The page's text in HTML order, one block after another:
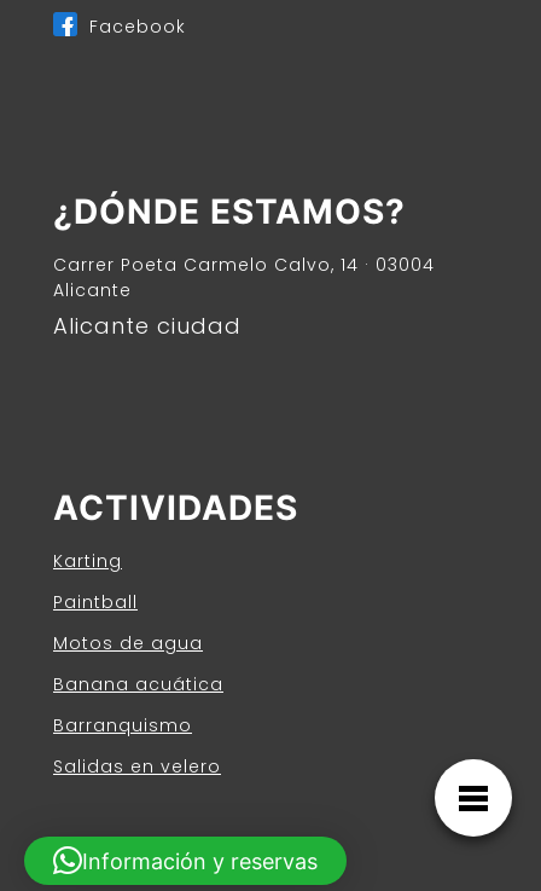
Facebook
¿DÓNDE ESTAMOS?
Carrer Poeta Carmelo Calvo, 14 · 03004
Alicante
Alicante ciudad
ACTIVIDADES
Karting
Paintball
Motos de agua
Banana acuática
Barranquismo
Salidas en velero
Información y reservas